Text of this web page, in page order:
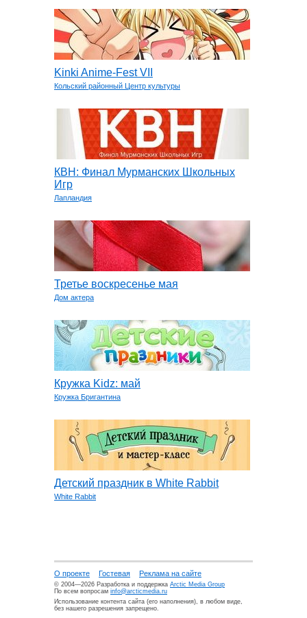
Kinki Anime-Fest VII
Кольский районный Центр культуры
КВН: Финал Мурманских Школьных
Игр
Лапландия
Третье воскресенье мая
Дом актера
Кружка Kidz: май
Кружка Бригантина
Детский праздник в White Rabbit
White Rabbit
О проекте Гостевая Реклама на сайте
© 2004—2026 Разработка и поддержка Arctic Media Group
По всем вопросам info@arcticmedia.ru
Использование контента сайта (его наполнения), в любом виде,
без нашего разрешения запрещено.